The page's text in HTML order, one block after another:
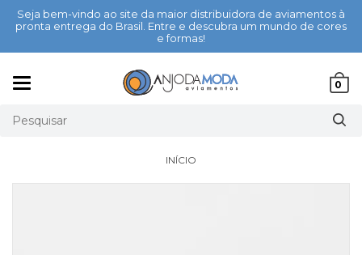
Seja bem-vindo ao site da maior distribuidora de aviamentos à
pronta entrega do Brasil. Entre e descubra um mundo de cores
e formas!
0
INÍCIO